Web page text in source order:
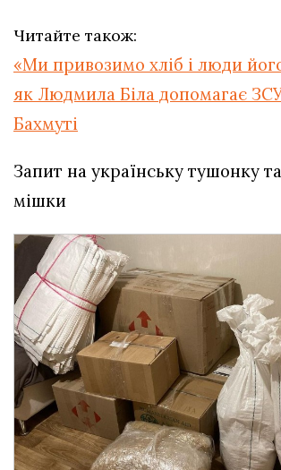
Читайте також:
«Ми привозимо хліб і люди
як Людмила Біла допомагає
Бахмуті
Запит на українську тушонку
мішки